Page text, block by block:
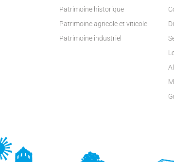
Patrimoine historique
Patrimoine agricole et viticole
Patrimoine industriel